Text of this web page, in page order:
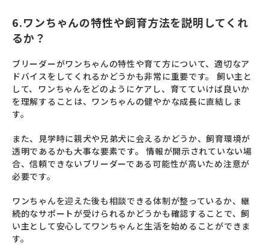
6.ワンちゃんの特性や飼育方法を説明してくれ
るか？
ブリーダーがワンちゃんの特性や育て方について、適切なア
ドバイスをしてくれるかどうかも非常に重要です。 飼い主と
して、ワンちゃんをどのようにケアし、育てていけば良いか
を理解することは、ワンちゃんの健やかな成長に直結しま
す。
また、見学時に親犬や兄弟犬に会えるかどうか、飼育環境が
透明であるかも大事な要素です。 情報が開示されていない場
合、信頼できないブリーダーである可能性が高いため注意が
必要です。
ワンちゃんを迎えた後も相談できる体制が整っているか、継
続的なサポートが受けられるかどうかも確認することで、飼
い主として安心してワンちゃんと生活を始めることができま
す。